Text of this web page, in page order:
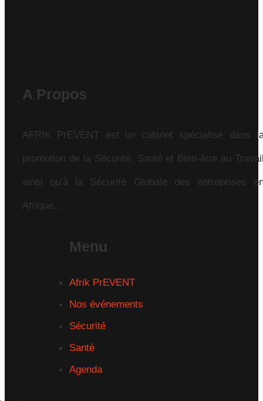
A Propos
AFRIK PrEVENT est un cabinet spécialisé dans
promotion de la Sécurité, Santé et Bien-être au
ainsi qu’à la Sécurité Globale des entreprises
Afrique..
Menu
Afrik PrEVENT
Nos événements
Sécurité
Santé
Agenda